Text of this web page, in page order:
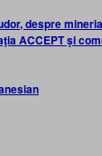
despre
ACCEPT şi